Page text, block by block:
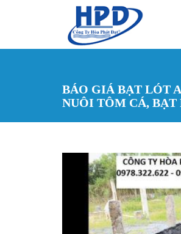
BÁO GIÁ BẠT LÓT
NUÔI TÔM CÁ, BẠT